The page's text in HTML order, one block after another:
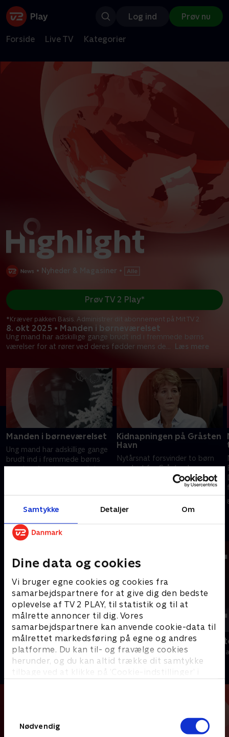
Samtykke Detaljer Om
Dine data og cookies
Vi bruger egne cookies og cookies fra
samarbejdspartnere for at give dig den bedste
oplevelse af TV 2 PLAY, til statistik og til at
målrette annoncer til dig. Vores
samarbejdspartnere kan anvende cookie-data til
målrettet markedsføring på egne og andres
platforme. Du kan til- og fravælge cookies
herunder, og du kan altid trække dit samtykke
tilbage ved at klikke på ’Cookie-indstillinger’ i
Nødvendig
Log ind Prøv nu
Forside Live TV Kategorier
• Nyheder & Magasiner •
8. okt 2025 • Manden i børneværelset
Ung mand har adskillige gange brudt ind i fremmede børns
værelser for at rører ved deres fødder mens de
Læs mere
Prøv TV 2 Play*
*Kræver pakken Basis. Administrer dit abonnement på Mit TV 2.
Manden i børneværelset
Ung mand har adskillige gange
brudt ind i fremmede børns
værelser for at rører ved deres
Kidnapningen på Gråsten
Havn
Nytårsnat forsvinder to børn
sporløst fra Gråsten havn - nu
peger anklagerne mod deres
stenrige mor og fem israelske
lejesoldater. Hvad skete der
den nat?
Andre så også
News & Co.
Nyheder & Magasiner Nyheder &